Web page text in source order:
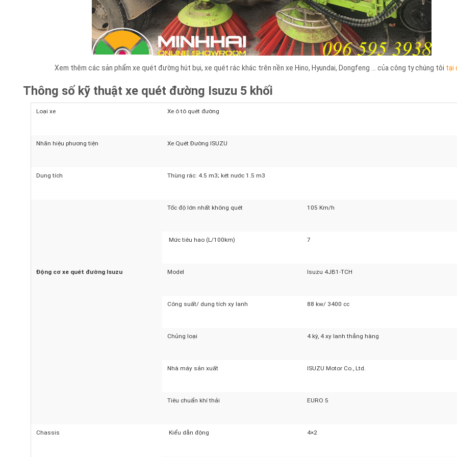
Xem thêm các sản phẩm xe quét đường hút bụi, xe quét rác khác trên nền xe Hino, Hyundai, Dongfeng … của công ty chúng tôi
Loại xe Xe ô tô quét đường
Nhãn hiệu phương tiện Xe Quét Đường ISUZU
Thùng rác: 4.5 m3; két nước 1.5 m3
Tốc độ lớn nhất không quét
Mức tiêu hao (L/100km) 7
Model Isuzu 4JB1-TCH
Công suất/ dung tích xy lanh 88 kw/ 3400 cc
Chủng loại 4 kỳ, 4 xy lanh thẳng hàng
Nhà máy sản xuất ISUZU Motor Co., Ltd.
Tiêu chuẩn khí thải EURO 5